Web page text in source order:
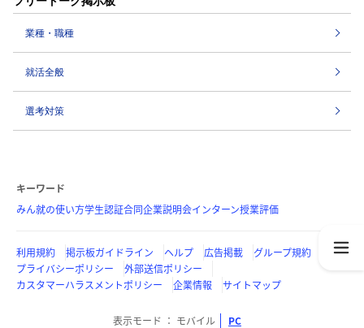
業種・職種
就活全般
選考対策
キーワード
みん就の使い方学生認証合同企業説明会インターン授業評価
利用規約 掲示板ガイドライン ヘルプ 広告掲載
グループ規約
プライバシーポリシー
外部送信ポリシー
カスタマーハラスメントポリシー
企業情報 サイトマップ
表示モード モバイル PC